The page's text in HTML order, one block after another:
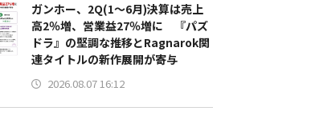
ガンホー、2Q(1～6月)決算は売上
高2％増、営業益27％増に 『パズ
ドラ』の堅調な推移とRagnarok関
連タイトルの新作展開が寄与
2026.08.07 16:12